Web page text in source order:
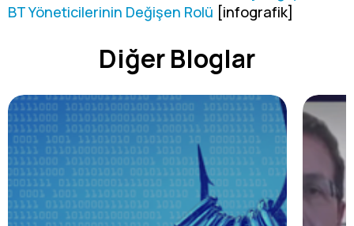
BT Yöneticilerinin Değişen Rolü [infografik]
Diğer Bloglar